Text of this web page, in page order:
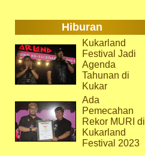
Hiburan
Kukarland
Festival Jadi
Agenda
Tahunan di
Kukar
Ada
Pemecahan
Rekor MURI di
Kukarland
Festival 2023